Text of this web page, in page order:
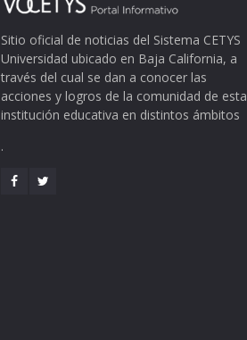
Sitio oficial de noticias del Sistema CETYS
Universidad ubicado en Baja California, a
través del cual se dan a conocer las
acciones y logros de la comunidad de esta
institución educativa en distintos ámbitos
.